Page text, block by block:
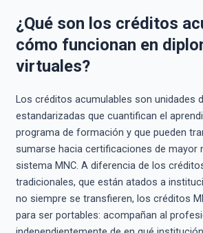
¿Qué son los créditos
cómo funcionan en
virtuales?
Los créditos acumulables son unidades
estandarizadas que cuantifican el
programa de formación y que pueden
sumarse hacia certificaciones de mayor
sistema MNC. A diferencia de los
tradicionales, que están atados a
no siempre se transfieren, los créditos
para ser portables: acompañan al